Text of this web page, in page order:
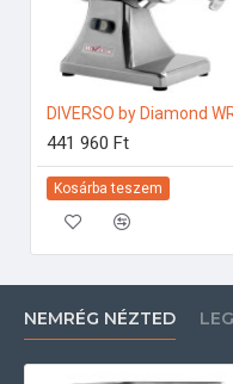
441 960 Ft
Kosárba teszem
NEMRÉG NÉZTED